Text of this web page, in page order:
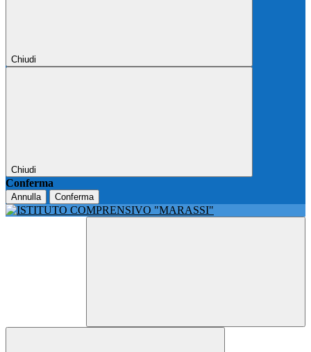
Chiudi
Chiudi
Conferma
Annulla Conferma